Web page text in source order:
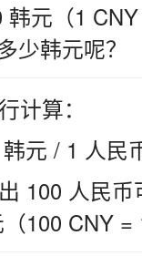
元（1
少韩元呢？
计算：
元 / 1 人民
100 人民
100 CNY =